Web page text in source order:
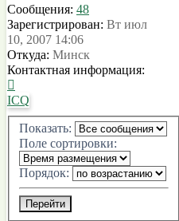
Сообщения: 48
Зарегистрирован: Вт июл
10, 2007 14:06
Откуда: Минск
Контактная информация:
информация
пользователя
Вика
ICQ
Показать:
Поле сортировки:
Порядок: